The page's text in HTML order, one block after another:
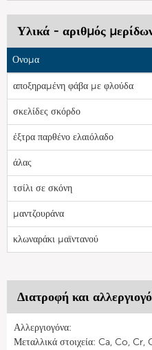
Υλικά - αριθμός
Ονομα
αποξηραμένη φάβα με φλούδα
σκελίδες σκόρδο
έξτρα παρθένο ελαιόλαδο
άλας
τσίλι σε σκόνη
μαντζουράνα
κλωναράκι μαϊντανού
Διατροφή και
Αλλεργιογόνα:
Μεταλλικά στοιχεία: Ca, Co,